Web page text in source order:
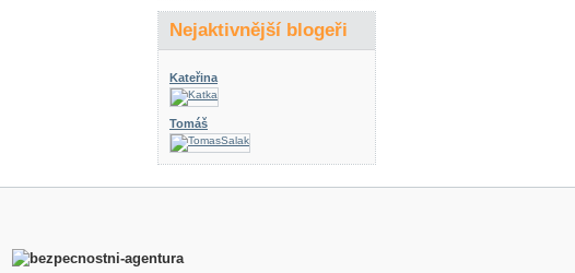
Nejaktivnější blogeři
Kateřina
Tomáš